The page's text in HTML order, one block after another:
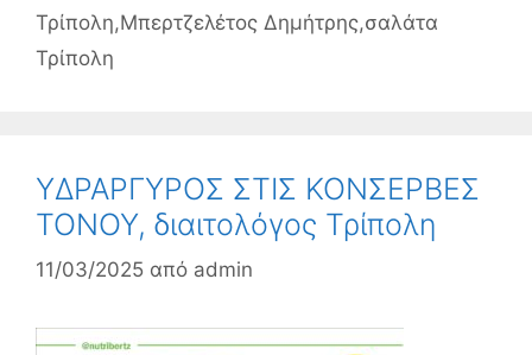
Τρίπολη,Μπερτζελέτος Δημήτρης,σαλάτα
Τρίπολη
ΥΔΡΑΡΓΥΡΟΣ ΣΤΙΣ ΚΟΝΣΕΡΒΕΣ
ΤΟΝΟΥ, διαιτολόγος Τρίπολη
11/03/2025 από admin